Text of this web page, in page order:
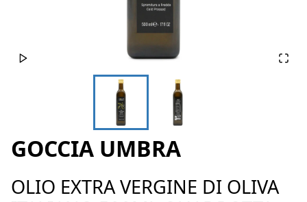
GOCCIA UMBRA
OLIO EXTRA VERGINE DI OLIVA